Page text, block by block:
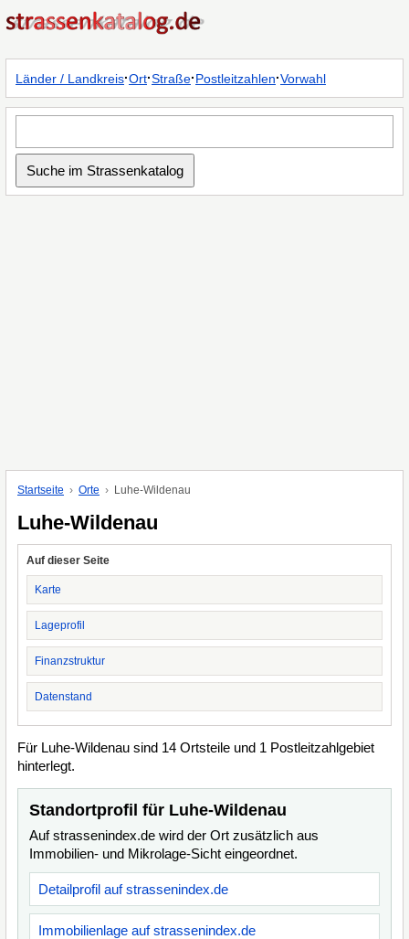
Länder / Landkreis·Ort·Straße·Postleitzahlen·Vorwahl
Startseite Orte Luhe-Wildenau
Luhe-Wildenau
Auf dieser Seite
Karte
Lageprofil
Finanzstruktur
Datenstand
Für Luhe-Wildenau sind 14 Ortsteile und 1 Postleitzahlgebiet
hinterlegt.
Standortprofil für Luhe-Wildenau
Auf strassenindex.de wird der Ort zusätzlich aus
Immobilien- und Mikrolage-Sicht eingeordnet.
Detailprofil auf strassenindex.de
Immobilienlage auf strassenindex.de